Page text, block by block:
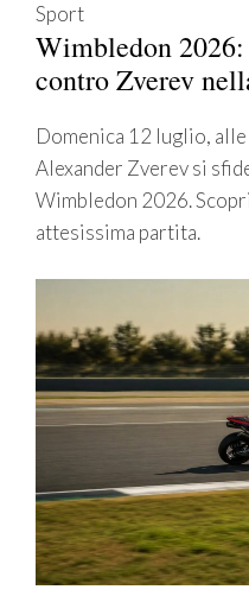
Sport
Wimbledon
contro Zverev
Domenica 12 luglio,
Alexander Zverev si
Wimbledon 2026.
attesissima partita.